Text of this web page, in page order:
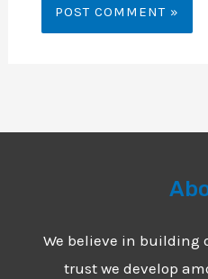
We believe in building
trust we develop